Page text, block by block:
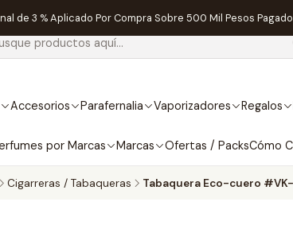
Accesorios Parafernalia Vaporizadores Regalos
por Marcas Marcas Ofertas / PacksCómo
de 3 % Aplicado Por Compra Sobre 500 Mil Pesos
Cigarreras / Tabaqueras Tabaquera Eco-cuero